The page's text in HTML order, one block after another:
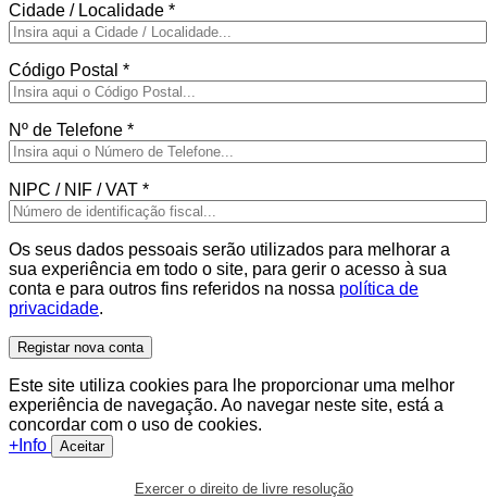
Cidade / Localidade *
Código Postal *
Nº de Telefone *
NIPC / NIF / VAT *
Os seus dados pessoais serão utilizados para melhorar a
sua experiência em todo o site, para gerir o acesso à sua
conta e para outros fins referidos na nossa política de
privacidade.
Registar nova conta
Este site utiliza cookies para lhe proporcionar uma melhor
experiência de navegação. Ao navegar neste site, está a
concordar com o uso de cookies.
+Info
Aceitar
Exercer o direito de livre resolução